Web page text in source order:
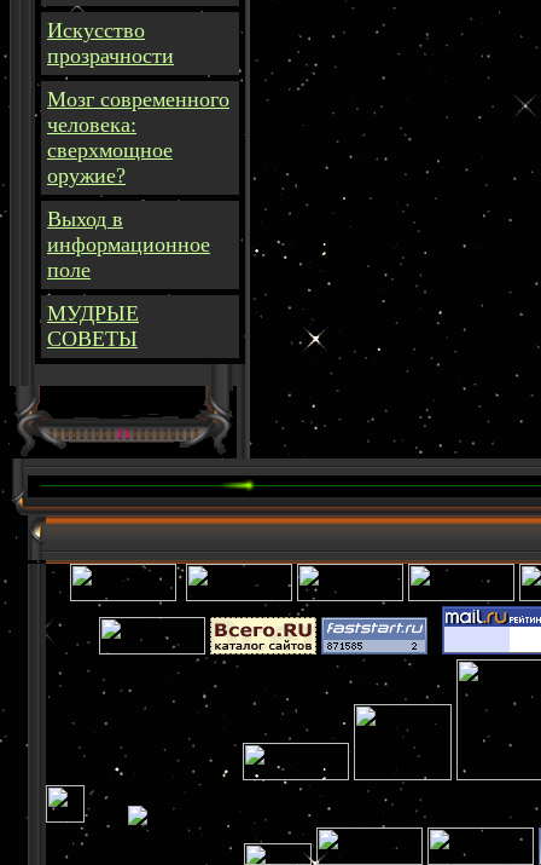
Искусство
прозрачности
Мозг современного
человека:
сверхмощное
оружие?
Выход в
информационное
поле
МУДРЫЕ
СОВЕТЫ